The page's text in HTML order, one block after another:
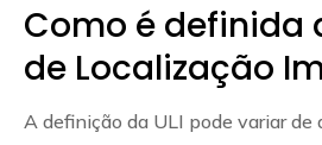
Como é definida
de Localização
A definição da ULI pode variar de